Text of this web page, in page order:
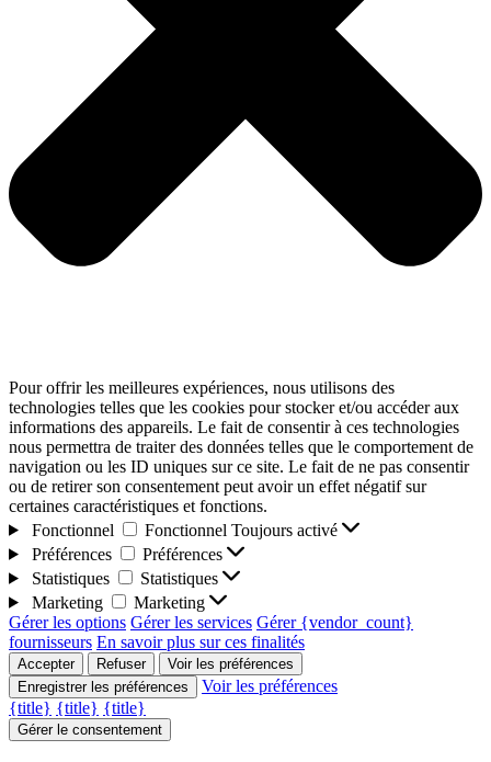
Pour offrir les meilleures expériences, nous utilisons des
technologies telles que les cookies pour stocker et/ou accéder aux
informations des appareils. Le fait de consentir à ces technologies
nous permettra de traiter des données telles que le comportement de
navigation ou les ID uniques sur ce site. Le fait de ne pas consentir
ou de retirer son consentement peut avoir un effet négatif sur
certaines caractéristiques et fonctions.
Fonctionnel
Fonctionnel Toujours activé
Préférences
Préférences
Statistiques
Statistiques
Marketing
Marketing
Gérer les options Gérer les services Gérer {vendor_count}
fournisseurs En savoir plus sur ces finalités
Accepter Refuser
Voir les préférences
Enregistrer les préférences
Voir les préférences
{title} {title} {title}
Gérer le consentement